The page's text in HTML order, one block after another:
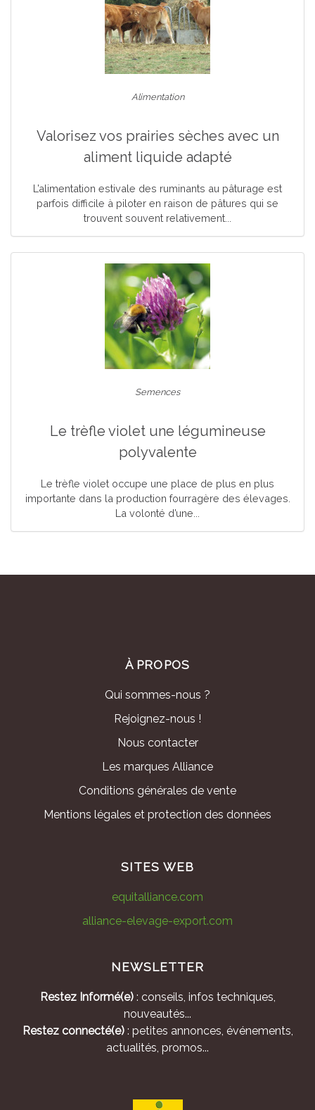
Alimentation
Valorisez vos prairies sèches avec un
aliment liquide adapté
L’alimentation estivale des ruminants au pâturage est
parfois difficile à piloter en raison de pâtures qui se
trouvent souvent relativement...
Semences
Le trèfle violet une légumineuse
polyvalente
Le trèfle violet occupe une place de plus en plus
importante dans la production fourragère des élevages.
La volonté d’une...
À PROPOS
Qui sommes-nous ?
Rejoignez-nous !
Nous contacter
Les marques Alliance
Conditions générales de vente
Mentions légales et protection des données
SITES WEB
equitalliance.com
alliance-elevage-export.com
NEWSLETTER
Restez Informé(e): conseils, infos techniques,
nouveautés...
Restez connecté(e): petites annonces, événements,
actualités, promos...